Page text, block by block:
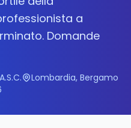
a
Domande
Lombardia, Bergamo